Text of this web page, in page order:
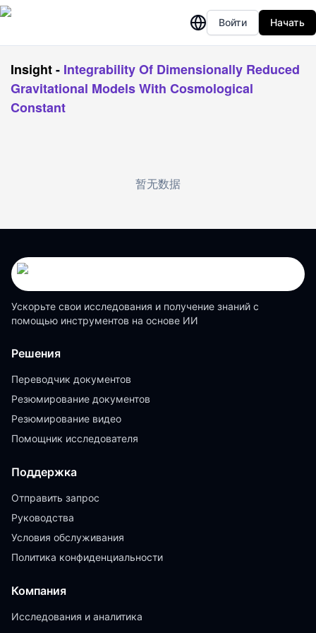
Войти Начать
Insight- Integrability Of Dimensionally Reduced
Gravitational Models With Cosmological
Constant
暂无数据
Ускорьте свои исследования и получение знаний с
помощью инструментов на основе ИИ
Решения
Переводчик документов
Резюмирование документов
Резюмирование видео
Помощник исследователя
Поддержка
Отправить запрос
Руководства
Условия обслуживания
Политика конфиденциальности
Компания
Исследования и аналитика